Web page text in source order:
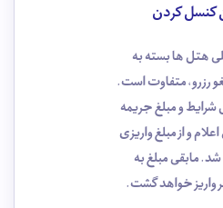
کنسل کردن
هتل ها بسته به
رزرو، متفاوت است.
و مبلغ جریمه
و از مبلغ واریزی
مابقی مبلغ به
خواهد گشت.